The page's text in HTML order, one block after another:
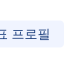
프로필